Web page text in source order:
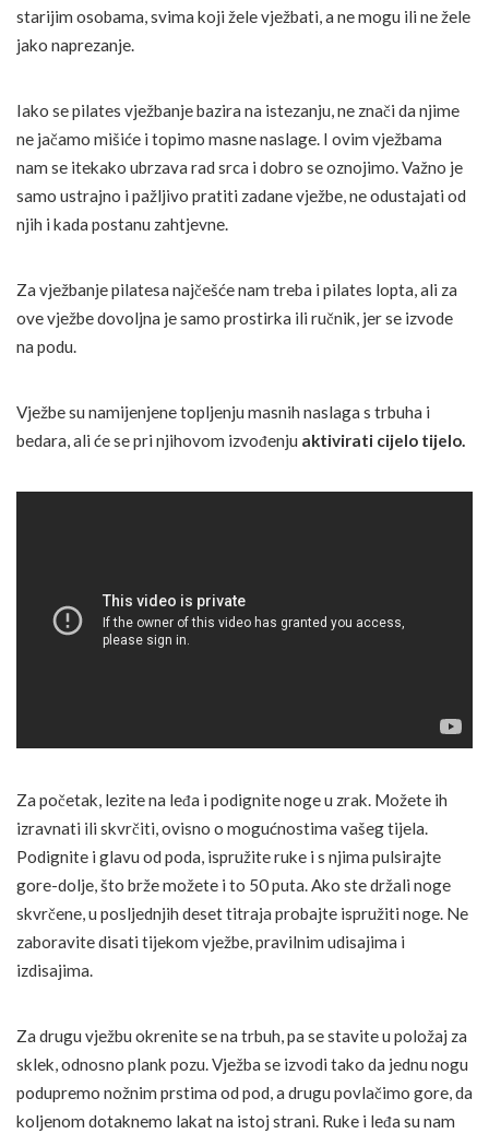
starijim osobama, svima koji žele vježbati, a ne mogu ili ne žele
jako naprezanje.
Iako se pilates vježbanje bazira na istezanju, ne znači da njime
ne jačamo mišiće i topimo masne naslage. I ovim vježbama
nam se itekako ubrzava rad srca i dobro se oznojimo. Važno je
samo ustrajno i pažljivo pratiti zadane vježbe, ne odustajati od
njih i kada postanu zahtjevne.
Za vježbanje pilatesa najčešće nam treba i pilates lopta, ali za
ove vježbe dovoljna je samo prostirka ili ručnik, jer se izvode
na podu.
Vježbe su namijenjene topljenju masnih naslaga s trbuha i
bedara, ali će se pri njihovom izvođenju aktivirati cijelo tijelo.
Za početak, lezite na leđa i podignite noge u zrak. Možete ih
izravnati ili skvrčiti, ovisno o mogućnostima vašeg tijela.
Podignite i glavu od poda, ispružite ruke i s njima pulsirajte
gore-dolje, što brže možete i to 50 puta. Ako ste držali noge
skvrčene, u posljednjih deset titraja probajte ispružiti noge. Ne
zaboravite disati tijekom vježbe, pravilnim udisajima i
izdisajima.
Za drugu vježbu okrenite se na trbuh, pa se stavite u položaj za
sklek, odnosno plank pozu. Vježba se izvodi tako da jednu nogu
podupremo nožnim prstima od pod, a drugu povlačimo gore, da
koljenom dotaknemo lakat na istoj strani. Ruke i leđa su nam